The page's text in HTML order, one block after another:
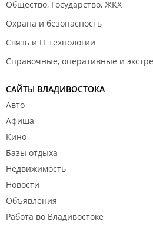
Общество, Государство, ЖКХ
Охрана и безопасность
Связь и IT технологии
Справочные, оперативные и
САЙТЫ ВЛАДИВОСТОКА
Авто
Афиша
Кино
Базы отдыха
Недвижимость
Новости
Объявления
Работа во Владивостоке